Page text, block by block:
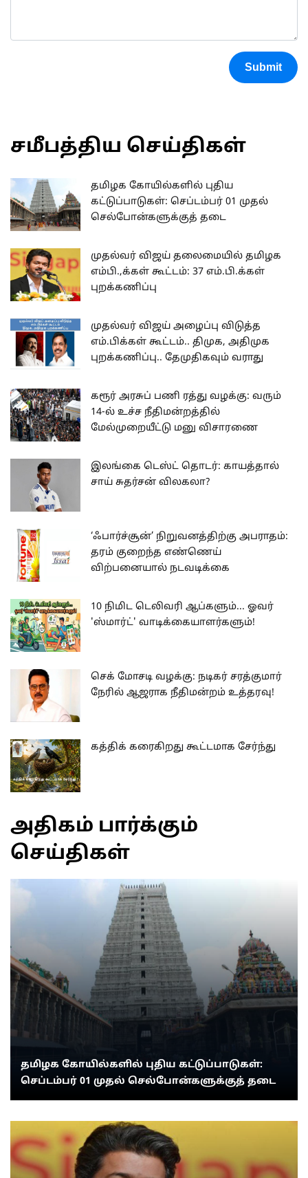
Submit
சமீபத்திய செய்திகள்
தமிழக கோயில்களில் புதிய
கட்டுப்பாடுகள்: செப்டம்பர் 01 முதல்
செல்போன்களுக்குத் தடை
முதல்வர் விஜய் தலைமையில் தமிழக
எம்பி.,க்கள் கூட்டம்: 37 எம்.பி.க்கள்
புறக்கணிப்பு
முதல்வர் விஜய் அழைப்பு விடுத்த
எம்.பிக்கள் கூட்டம்.. திமுக, அதிமுக
புறக்கணிப்பு.. தேமுதிகவும் வராது
கரூர் அரசுப் பணி ரத்து வழக்கு: வரும்
14-ல் உச்ச நீதிமன்றத்தில்
மேல்முறையீட்டு மனு விசாரணை
இலங்கை டெஸ்ட் தொடர்: காயத்தால்
சாய் சுதர்சன் விலகலா?
‘ஃபார்ச்சூன்’ நிறுவனத்திற்கு அபராதம்:
தரம் குறைந்த எண்ணெய்
விற்பனையால் நடவடிக்கை
10 நிமிட டெலிவரி ஆப்களும்... ஓவர்
'ஸ்மார்ட்' வாடிக்கையாளர்களும்!
செக் மோசடி வழக்கு: நடிகர் சரத்குமார்
நேரில் ஆஜராக நீதிமன்றம் உத்தரவு!
கத்திக் கரைகிறது கூட்டமாக சேர்ந்து
அதிகம் பார்க்கும்
செய்திகள்
தமிழக கோயில்களில் புதிய கட்டுப்பாடுகள்:
செப்டம்பர் 01 முதல் செல்போன்களுக்குத் தடை